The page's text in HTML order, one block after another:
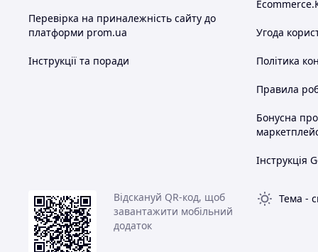
Перевірка на приналежність сайту до
платформи prom.ua
Інструкції та поради
Угода
Політика
Правила
Бонусна
Інструкція
Відскануй QR-код, щоб
завантажити мобільний
додаток
Тема -